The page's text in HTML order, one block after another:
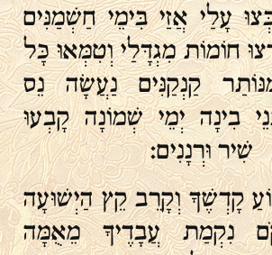
עָלַי אֲזַי בִּימֵי חַשְׁמַנִּים
חוֹמוֹת מִגְדָּלַי וְטִמְּאוּ כָּל
קַנְקַנִּים נַעֲשָׂה נֵס
בִינָה יְמֵי שְׁמוֹנָה קָבְעוּ
שִׁיר וּרְנָנִים:
קָדְשֶׁךָ וְקָרֵב קֵץ הַיְשׁוּעָה
נִקְמַת עֲבָדֶיךָ מֵאֻמָּה